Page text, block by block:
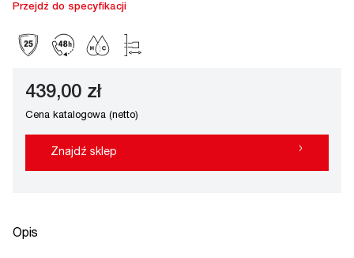
Przejdź do specyfikacji
439,00 zł
Cena katalogowa (netto)
Znajdź sklep ›
Opis